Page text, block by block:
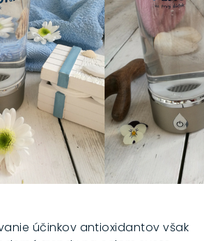
účinkov antioxidantov však